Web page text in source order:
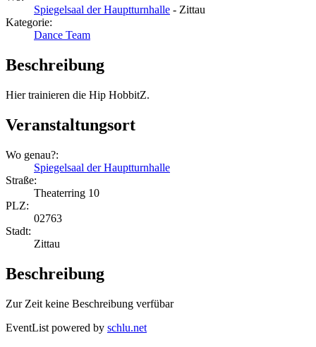
Spiegelsaal der Hauptturnhalle - Zittau
Kategorie:
Dance Team
Beschreibung
Hier trainieren die Hip HobbitZ.
Veranstaltungsort
Wo genau?:
Spiegelsaal der Hauptturnhalle
Straße:
Theaterring 10
PLZ:
02763
Stadt:
Zittau
Beschreibung
Zur Zeit keine Beschreibung verfübar
EventList powered by schlu.net